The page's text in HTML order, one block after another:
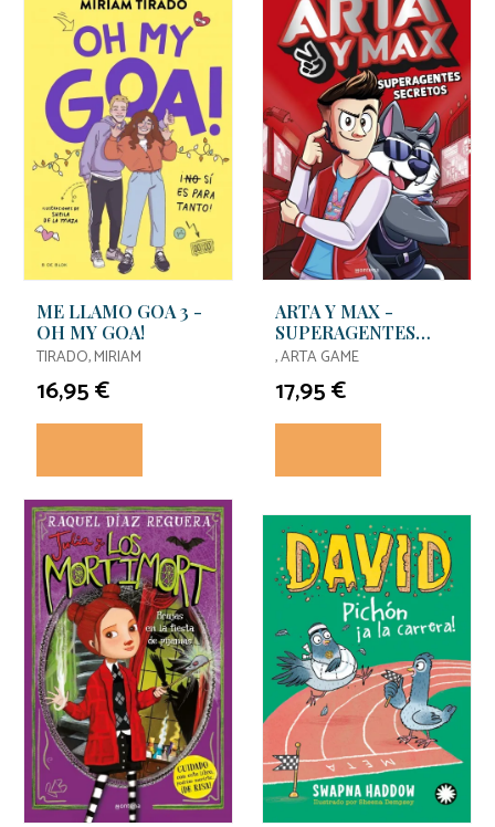
ME LLAMO GOA 3 -
OH MY GOA!
TIRADO, MIRIAM
16,95 €
ARTA Y MAX -
SUPERAGENTES
SECRETOS
, ARTA GAME
17,95 €